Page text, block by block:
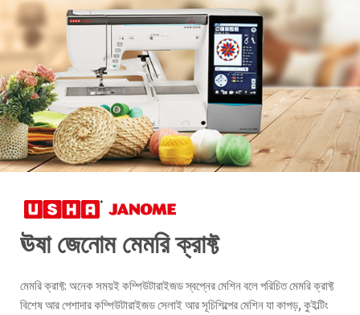
ঊষা জেনোম মেমরি ক্রাফ্ট
মেমরি ক্রাফ্ট: অনেক সময়ই কম্পিউটারাইজড স্বপ্নের মেশিন বলে পরিচিত মেমরি ক্রাফ্ট
বিশেষ আর পেশাদার কম্পিউটারাইজড সেলাই আর সূচিশিল্পের মেশিন যা কাপড়, কুইল্টিং